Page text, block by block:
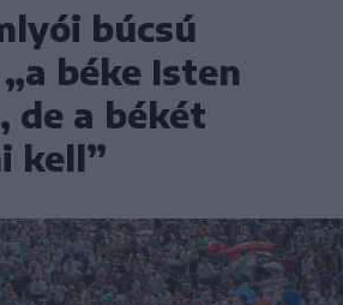
búcsú
béke Isten
de a békét
kell”